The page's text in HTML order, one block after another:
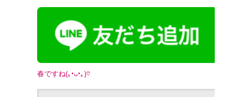
春ですね(｡•ᴗ•｡)♡